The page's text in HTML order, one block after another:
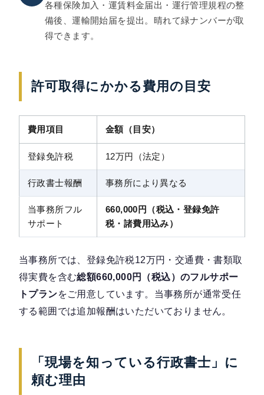
各種保険加入・運賃料金届出・運行管理規程の整
備後、運輸開始届を提出。晴れて緑ナンバーが取
得できます。
許可取得にかかる費用の目安
費用項目 金額（目安）
登録免許税 12万円（法定）
行政書士報酬 事務所により異なる
当事務所フル
サポート
660,000円（税込・登録免許
税・諸費用込み）
当事務所では、登録免許税12万円・交通費・書類取
得実費を含む総額660,000円（税込）のフルサポー
トプランをご用意しています。当事務所が通常受任
する範囲では追加報酬はいただいておりません。
「現場を知っている行政書士」に
頼む理由